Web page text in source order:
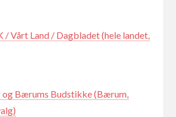
Vårt Land / Dagbladet (hele landet,
og Bærums Budstikke (Bærum,